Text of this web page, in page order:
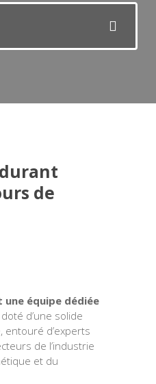
de
une équipe dédiée
d’une solide
entouré d’experts
de l’industrie
et du